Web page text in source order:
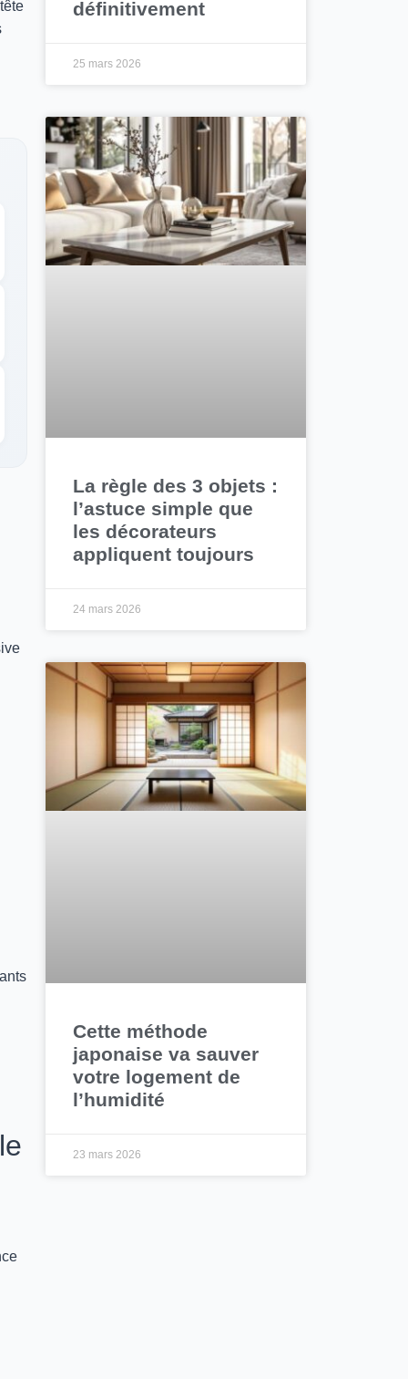
définitivement
25 mars 2026
La règle des 3 objets :
l’astuce simple que
les décorateurs
appliquent toujours
24 mars 2026
Cette méthode
japonaise va sauver
votre logement de
l’humidité
23 mars 2026